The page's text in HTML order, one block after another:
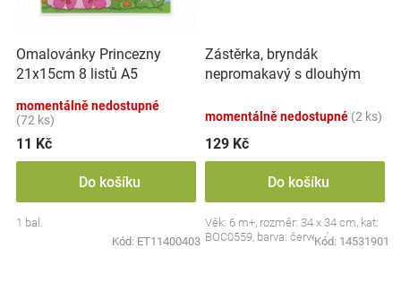
Omalovánky Princezny
21x15cm 8 listů A5
momentálně nedostupné
(72 ks)
11 Kč
Do košíku
1 bal.
Kód: ET11400403
Zástěrka, bryndák
nepromakavý s dlouhým
momentálně nedostupné (2 ks)
129 Kč
Do košíku
Věk: 6 m+, rozměr: 34 x 34 cm, kat:
BOC0559, barva: červená
Kód: 14531901